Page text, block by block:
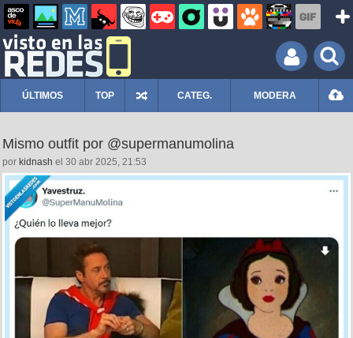
ÚLTIMOS TOP CATEG. MODERA
Mismo outfit por @supermanumolina
por kidnash el 30 abr 2025, 21:53